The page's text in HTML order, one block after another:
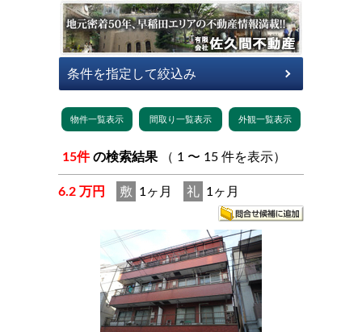
15件 の検索結果 （ 1 〜 15 件を表示）
6.2 万円 敷 1ヶ月 礼 1ヶ月